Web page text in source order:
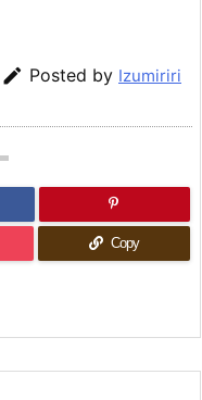
 Posted by Izumiriri
Copy